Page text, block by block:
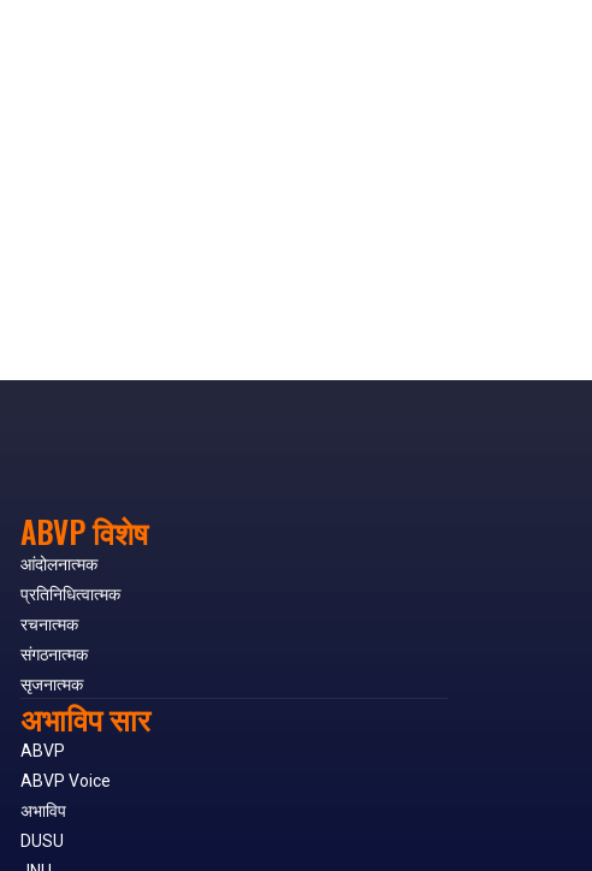
ABVP विशेष
आंदोलनात्मक
प्रतिनिधित्वात्मक
रचनात्मक
संगठनात्मक
सृजनात्मक
अभाविप सार
ABVP
ABVP Voice
अभाविप
DUSU